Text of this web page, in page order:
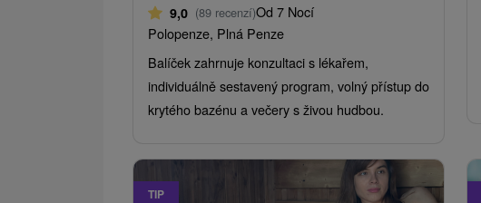
9,0 (89 recenzí)Od 7 Nocí
Polopenze, Plná Penze
Balíček zahrnuje konzultaci s lékařem,
individuálně sestavený program, volný přístup do
krytého bazénu a večery s živou hudbou.
TIP